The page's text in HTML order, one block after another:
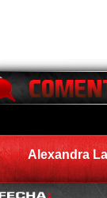
Alexandra